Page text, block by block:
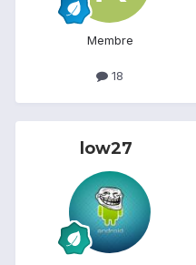
Membre
18
low27